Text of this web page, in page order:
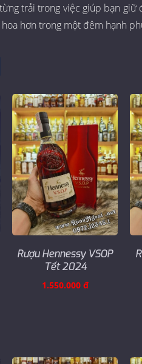
trải trong việc giúp bạn
hơn trong một đêm hạnh
Rượu Hennessy VSOP
Tết 2024
1.550.000 đ